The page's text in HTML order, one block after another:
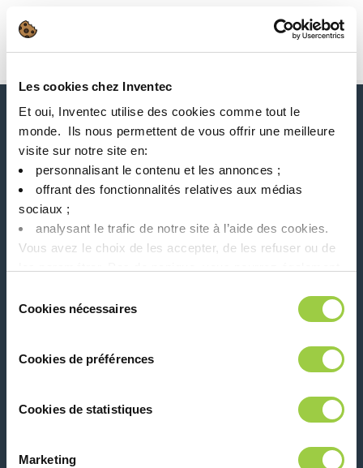
Les cookies chez Inventec
Et oui, Inventec utilise des cookies comme tout le
monde. ​ Ils nous permettent de vous offrir une meilleure
visite sur notre site en:​
personnalisant le contenu et les annonces ;​
offrant des fonctionnalités relatives aux médias
sociaux ; ​
analysant le trafic de notre site à l’aide des cookies.​
Vous avez le choix de les accepter, de les refuser ou de
cookies.​ ​ ​
duCookies nécessaires
Cookies de préférences
Cookies de statistiques
Marketing
搜索
首页 Product Product Category 颗粒去除
新闻、服务、产品、..
与我们的时事通讯保持联系！
Please leave